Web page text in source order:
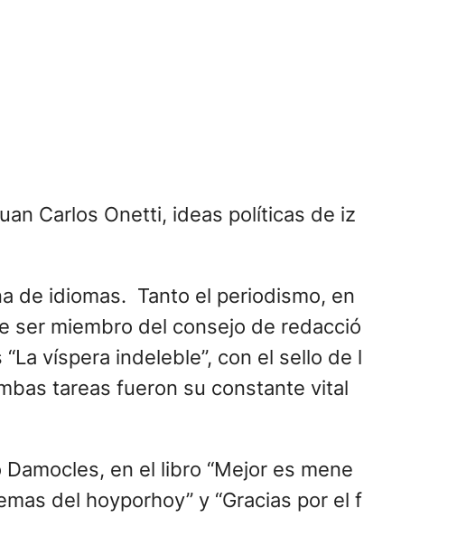
Carlos Onetti, ideas políticas de iz
de idiomas. Tanto el periodismo, en
ser miembro del consejo de redacció
víspera indeleble”, con el sello de l
tareas fueron su constante vital
en el libro “Mejor es mene
del hoyporhoy” y “Gracias por el f